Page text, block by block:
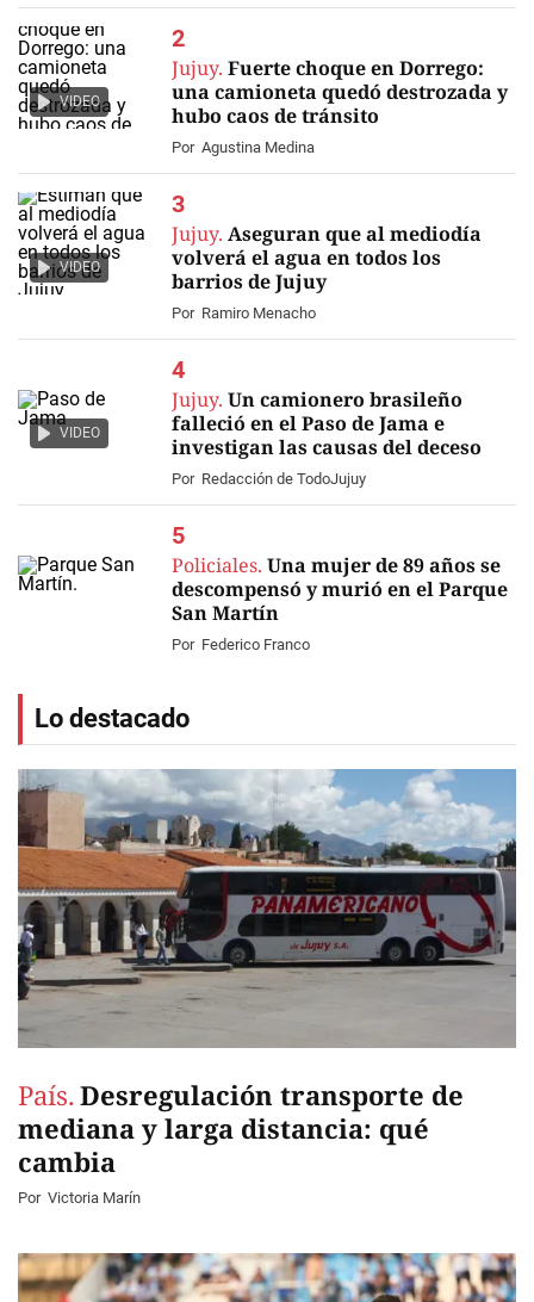
VIDEO
Jujuy. Fuerte choque en Dorrego:
una camioneta quedó destrozada y
hubo caos de tránsito
Por Agustina Medina
VIDEO
Jujuy. Aseguran que al mediodía
volverá el agua en todos los
barrios de Jujuy
Por Ramiro Menacho
VIDEO
Jujuy. Un camionero brasileño
falleció en el Paso de Jama e
investigan las causas del deceso
Por Redacción de TodoJujuy
Policiales. Una mujer de 89 años se
descompensó y murió en el Parque
San Martín
Por Federico Franco
Lo destacado
País. Desregulación transporte de
mediana y larga distancia: qué
cambia
Por Victoria Marín